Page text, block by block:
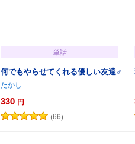
単話
何でもやらせてくれる優しい友達♂
たかし
330 円
(66)
カートに追加